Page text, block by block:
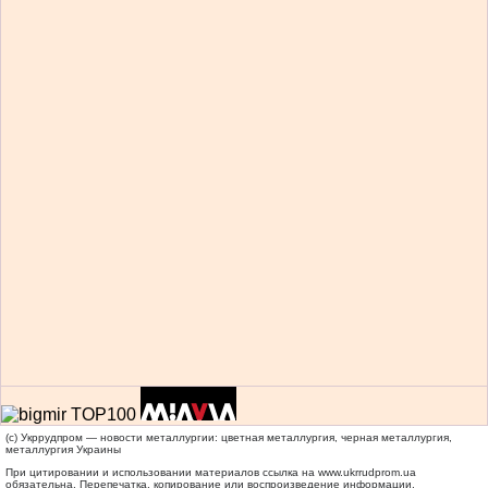
(c) Укррудпром — новости металлургии: цветная металлургия, черная металлургия,
металлургия Украины
При цитировании и использовании материалов ссылка на www.ukrrudprom.ua
обязательна. Перепечатка, копирование или воспроизведение информации,